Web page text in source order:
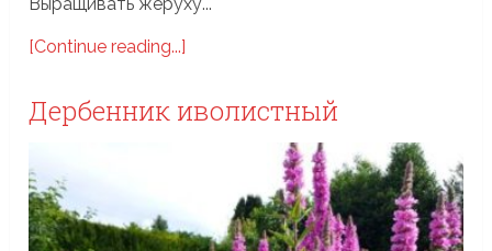
[Continue reading...]
Дербенник иволистный